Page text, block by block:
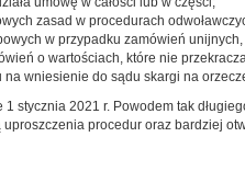
zasad w procedurach
w przypadku zamówień
o wartościach, które nie
na wniesienie do sądu skargi na
1 stycznia 2021 r. Powodem tak
uproszczenia procedur oraz bardziej